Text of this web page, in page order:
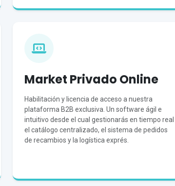
Market Privado Online
Habilitación y licencia de acceso a nuestra
plataforma B2B exclusiva. Un software ágil e
intuitivo desde el cual gestionarás en tiempo real
el catálogo centralizado, el sistema de pedidos
de recambios y la logística exprés.